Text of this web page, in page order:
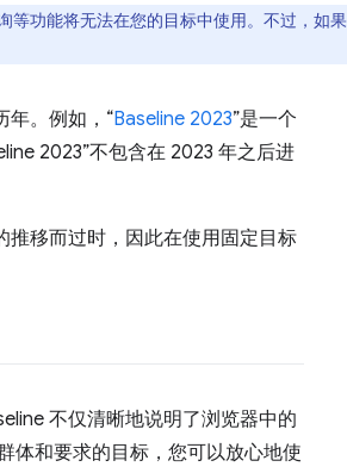
等功能将无法在您的目标中使用。不过，如果
年。例如，“Baseline 2023”是一个
2023”不包含在 2023 年之后进
推移而过时，因此在使用固定目标
不仅清晰地说明了浏览器中的
体和要求的目标，您可以放心地使